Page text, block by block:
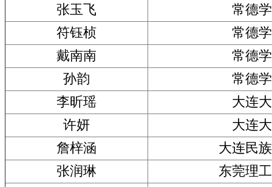
张玉飞
常德
符钰桢
常德
戴南南
常德
孙韵
常德
李昕瑶
大连
许妍
大连
詹梓涵
大连民
张润琳
东莞理